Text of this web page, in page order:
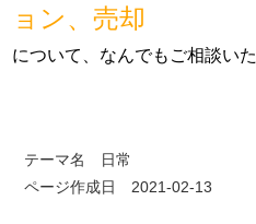
ョン、売却
について、なんでもご相談いた
テーマ名
日常
ページ作成日 2021-02-13